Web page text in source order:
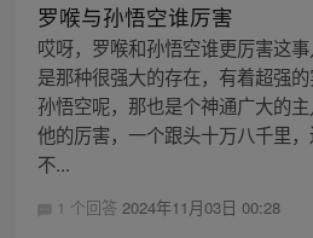
罗喉与孙悟空谁厉害
哎呀，罗喉和孙悟空谁更厉害这
是那种很强大的存在，有着超强
孙悟空呢，那也是个神通广大的
他的厉害，一个跟头十万八千里，
不...
1 个回答 2024年11月03日 00:28